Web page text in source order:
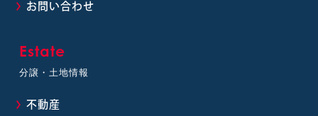
お問い合わせ
Estate
分譲・土地情報
不動産